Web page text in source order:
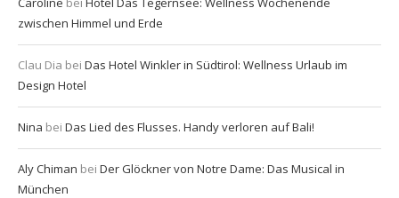
zwischen Himmel und Erde
Clau Dia bei Das Hotel Winkler in Südtirol: Wellness Urlaub im
Design Hotel
Nina bei Das Lied des Flusses. Handy verloren auf Bali!
Aly Chiman bei Der Glöckner von Notre Dame: Das Musical in
München